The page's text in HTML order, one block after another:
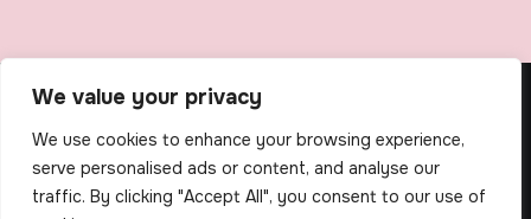
We value your privacy
We use cookies to enhance your browsing experience,
serve personalised ads or content, and analyse our
traffic. By clicking "Accept All", you consent to our use of
The Scribens